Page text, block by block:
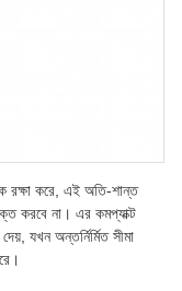
রক্ষা করে, এই অতি-শান্ত
করবে না। এর কমপ্যাক্ট
যখন অন্তর্নির্মিত সীমা